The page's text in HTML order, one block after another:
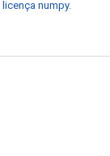
licença numpy.